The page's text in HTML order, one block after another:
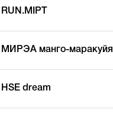
RUN.MIPT
МИРЭА манго-маракуйя
HSE dream